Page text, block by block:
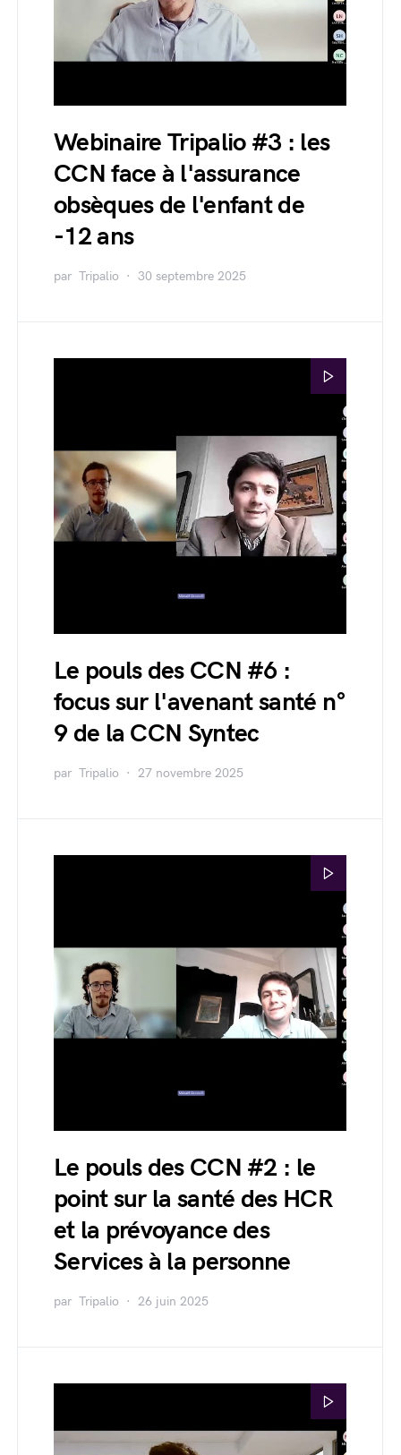
Webinaire Tripalio #3 : les
CCN face à l'assurance
obsèques de l'enfant de
-12 ans
par Tripalio 30 septembre 2025
Le pouls des CCN #6 :
focus sur l'avenant santé n°
9 de la CCN Syntec
par Tripalio 27 novembre 2025
Le pouls des CCN #2 : le
point sur la santé des HCR
et la prévoyance des
Services à la personne
par Tripalio 26 juin 2025